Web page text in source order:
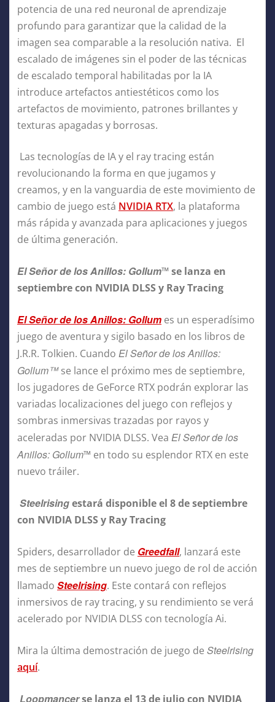
potencia de una red neuronal de aprendizaje
profundo para garantizar que la calidad de la
imagen sea comparable a la resolución nativa. El
escalado de imágenes sin el poder de las técnicas
de escalado temporal habilitadas por la IA
introduce artefactos antiestéticos como los
artefactos de movimiento, patrones brillantes y
texturas apagadas y borrosas.
Las tecnologías de IA y el ray tracing están
revolucionando la forma en que jugamos y
creamos, y en la vanguardia de este movimiento de
cambio de juego está NVIDIA RTX, la plataforma
más rápida y avanzada para aplicaciones y juegos
de última generación.
El Señor de los Anillos: Gollum™ se lanza en
septiembre con NVIDIA DLSS y Ray Tracing
El Señor de los Anillos: Gollum es un esperadísimo
juego de aventura y sigilo basado en los libros de
J.R.R. Tolkien. Cuando El Señor de los Anillos:
Gollum™se lance el próximo mes de septiembre,
los jugadores de GeForce RTX podrán explorar las
variadas localizaciones del juego con reflejos y
sombras inmersivas trazadas por rayos y
aceleradas por NVIDIA DLSS. Vea El Señor de los
Anillos: Gollum™ en todo su esplendor RTX en este
nuevo tráiler.
Steelrisingestará disponible el 8 de septiembre
con NVIDIA DLSS y Ray Tracing
Spiders, desarrollador de Greedfall, lanzará este
mes de septiembre un nuevo juego de rol de acción
llamado Steelrising. Este contará con reflejos
inmersivos de ray tracing, y su rendimiento se verá
acelerado por NVIDIA DLSS con tecnología Ai.
Mira la última demostración de juego de Steelrising
aquí.
Loopmancerse lanza el 13 de julio con NVIDIA